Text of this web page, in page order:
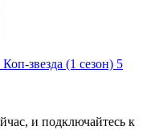
Коп-звезда (1 сезон) 5
и подключайтесь к